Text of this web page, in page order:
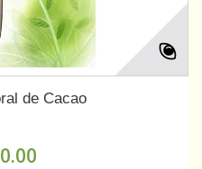
de Cacao